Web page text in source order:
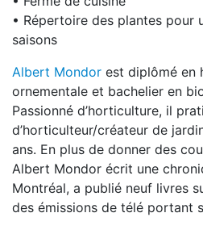
• Répertoire des plantes pour
saisons
Albert Mondor est diplômé en
ornementale et bachelier en
Passionné d’horticulture, il
d’horticulteur/créateur de
ans. En plus de donner des
Albert Mondor écrit une
Montréal, a publié neuf livres
des émissions de télé portant